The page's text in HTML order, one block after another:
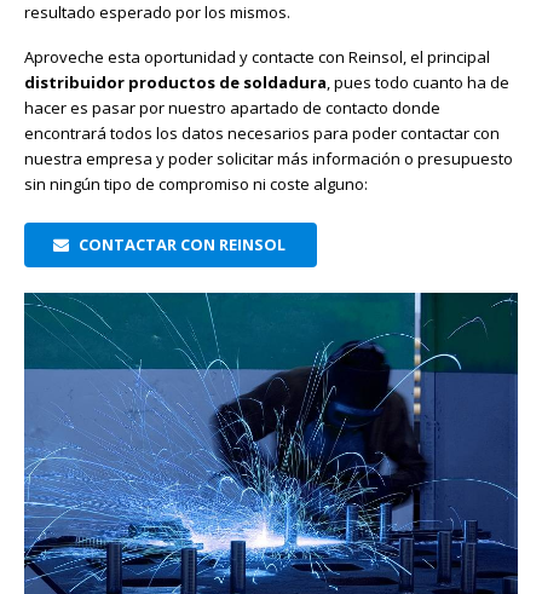
resultado esperado por los mismos.
Aproveche esta oportunidad y contacte con Reinsol, el principal
distribuidor productos de soldadura, pues todo cuanto ha de
hacer es pasar por nuestro apartado de contacto donde
encontrará todos los datos necesarios para poder contactar con
nuestra empresa y poder solicitar más información o presupuesto
sin ningún tipo de compromiso ni coste alguno:
CONTACTAR CON REINSOL